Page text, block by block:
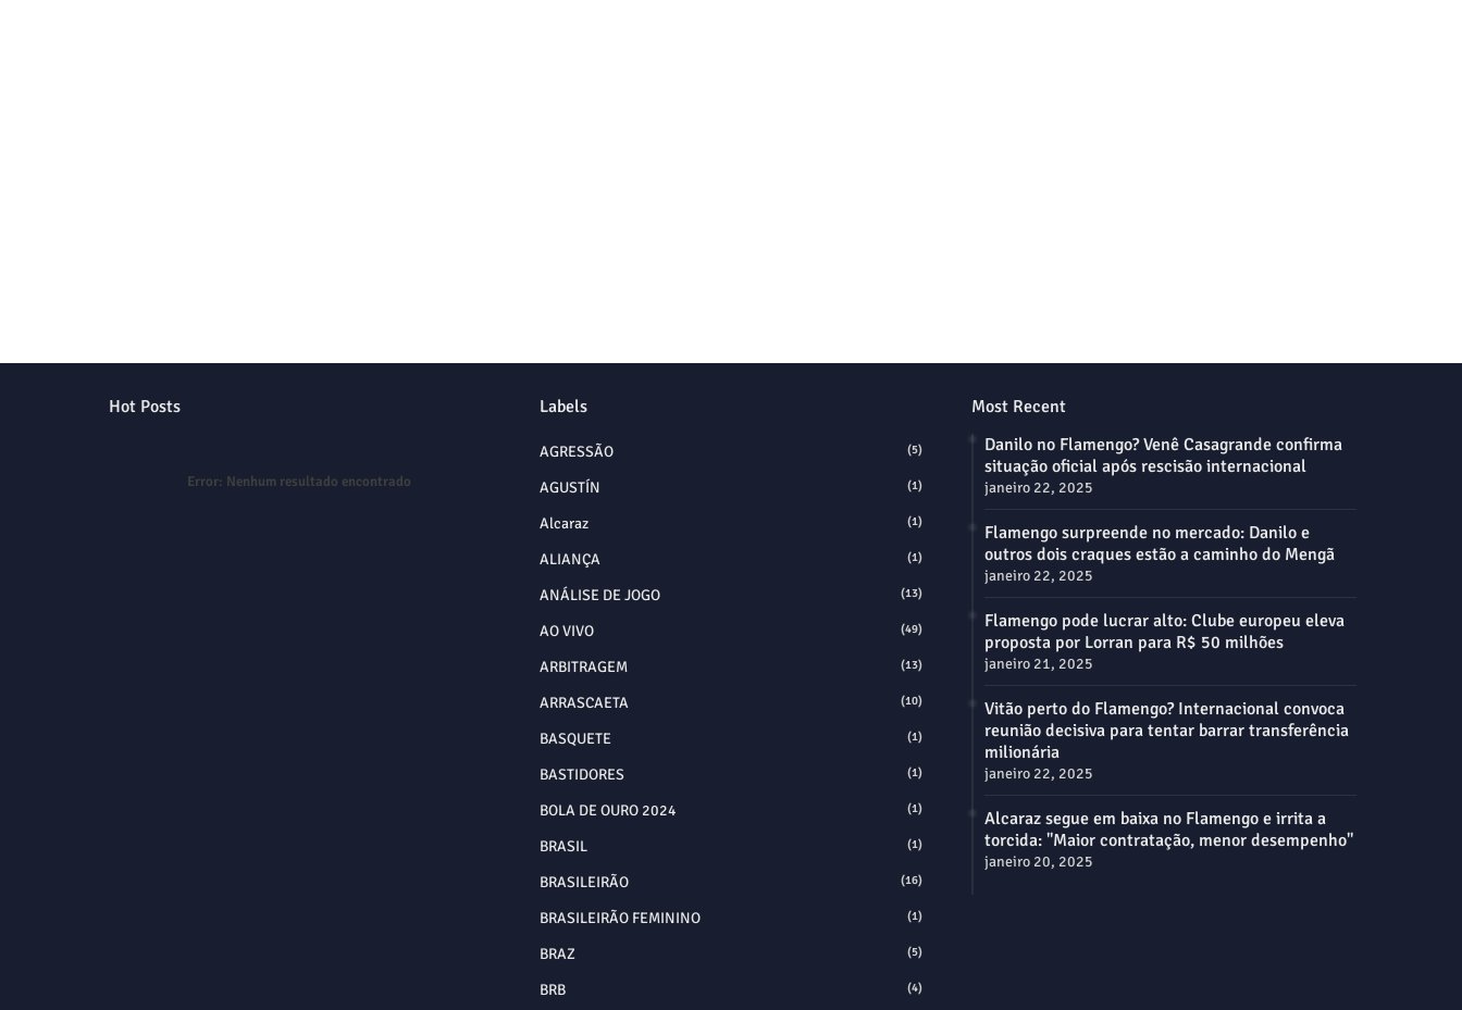
Hot Posts
Error: Nenhum resultado encontrado
Labels
AGRESSÃO (5)
AGUSTÍN (1)
Alcaraz (1)
ALIANÇA (1)
ANÁLISE DE JOGO (13)
AO VIVO (49)
ARBITRAGEM (13)
ARRASCAETA (10)
BASQUETE (1)
BASTIDORES (1)
BOLA DE OURO 2024 (1)
BRASIL (1)
BRASILEIRÃO (16)
BRASILEIRÃO FEMININO (1)
BRAZ (5)
BRB (4)
Most Recent
Danilo no Flamengo? Venê Casagrande confirma
situação oficial após rescisão internacional
janeiro 22, 2025
Flamengo surpreende no mercado: Danilo e
outros dois craques estão a caminho do Mengã
janeiro 22, 2025
Flamengo pode lucrar alto: Clube europeu eleva
proposta por Lorran para R$ 50 milhões
janeiro 21, 2025
Vitão perto do Flamengo? Internacional convoca
reunião decisiva para tentar barrar transferência
milionária
janeiro 22, 2025
Alcaraz segue em baixa no Flamengo e irrita a
torcida: "Maior contratação, menor desempenho"
janeiro 20, 2025